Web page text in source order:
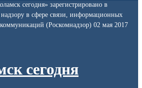
сегодня» зарегистрировано в
в сфере связи, информационных
(Роскомнадзор) 02 мая 2017
сегодня